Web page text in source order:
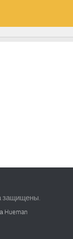
защищены.
Hueman